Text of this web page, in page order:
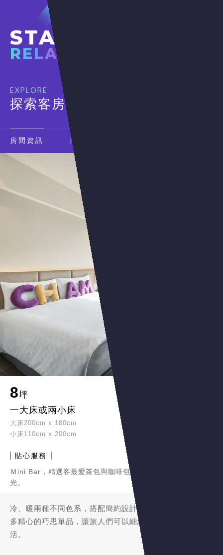
STAY&
RELAX
EXPLORE
探索客房
房間資訊 房價表
8坪
一大床或兩小床
大床200cm x 180cm
小床110cm x 200cm
貼心服務
Ｍini Bar，精選客最愛茶包與咖啡包，讓旅人獨享悠哉自由時
光。
冷、暖兩種不同色系，搭配簡約設計風格的妝點，搭配許
多精心的巧思單品，讓旅人們可以細細探索，品味旅行生
活。